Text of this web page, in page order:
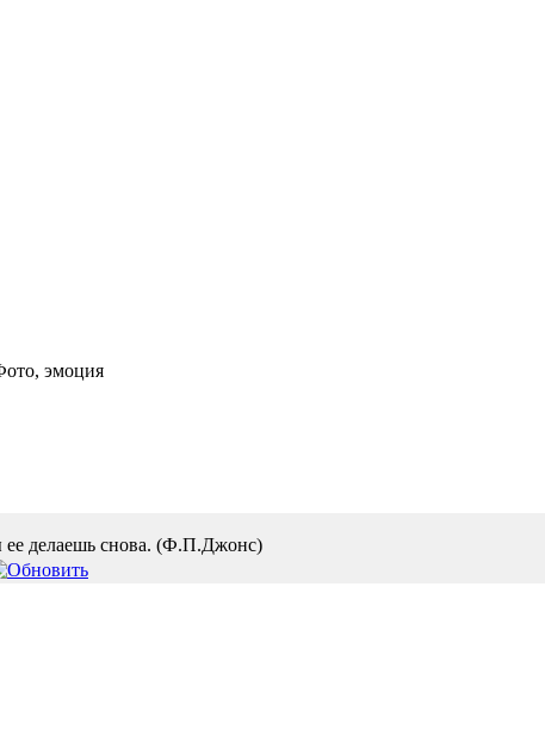
еe делаешь снова. (Ф.П.Джонс)